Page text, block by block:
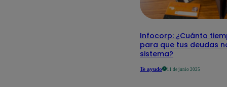
Infocorp: ¿Cuánto
para que tus deudas
sistema?
Te ayudo 11 de junio 2025